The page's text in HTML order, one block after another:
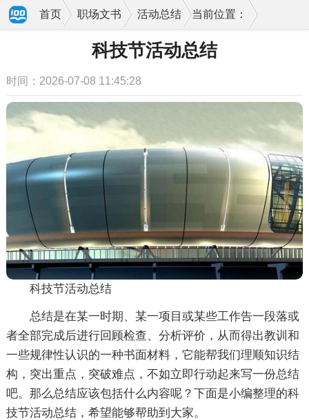
当前位置：
首页 职场文书 活动总结
科技节活动总结
时间：2026-07-08 11:45:28
科技节活动总结
总结是在某一时期、某一项目或某些工作告一段落或
者全部完成后进行回顾检查、分析评价，从而得出教训和
一些规律性认识的一种书面材料，它能帮我们理顺知识结
构，突出重点，突破难点，不如立即行动起来写一份总结
吧。那么总结应该包括什么内容呢？下面是小编整理的科
技节活动总结，希望能够帮助到大家。